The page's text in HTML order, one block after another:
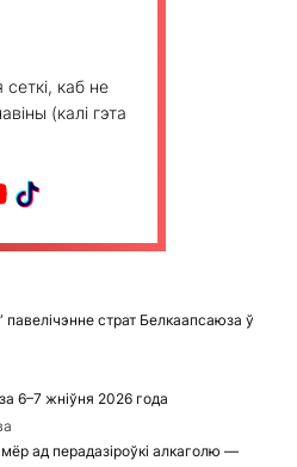
каб не
(калі гэта
страт Белкаапсаюза ў
6–7 жніўня 2026 года
ад перадазіроўкі алкаголю —